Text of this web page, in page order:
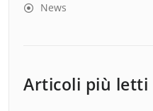
News
Articoli più letti